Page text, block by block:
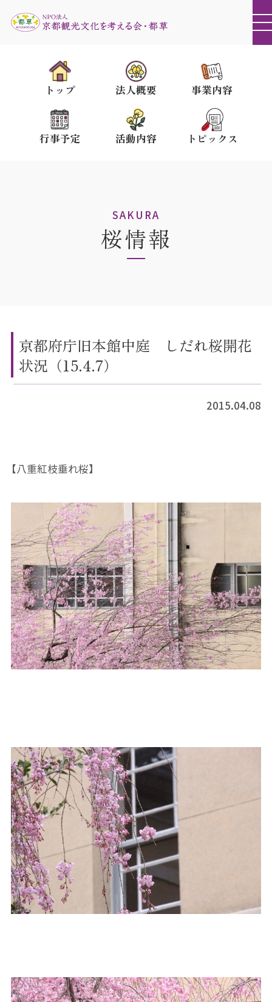
トップ 法人概要 事業内容
行事予定 活動内容 トピックス
SAKURA
桜情報
京都府庁旧本館中庭 しだれ桜開花
状況（15.4.7）
2015.04.08
【八重紅枝垂れ桜】